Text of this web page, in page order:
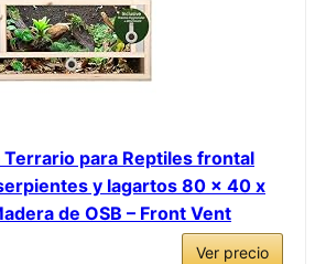
para Reptiles frontal
y lagartos 80 x 40 x
de OSB – Front Vent
Ver precio